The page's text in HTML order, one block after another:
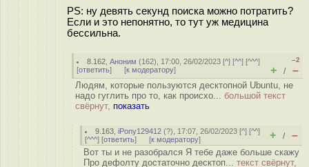
PS: ну девять секунд поиска можно потратить?
Если и это непонятно, то тут уж медицина
бессильна.
8.162 ,Аноним (162), 17:00, 26/02/2023 [^] [^^] [^^^]
[ответить] [к модератору]
–2
+ / –
Людям, которые пользуются десктопной Ubuntu, не
надо гуглить про то, как происхо... большой текст
свёрнут, показать
9.163 ,iPony129412 (?), 17:07, 26/02/2023 [^] [^^]
[^^^] [ответить] [к модератору] + / –
Вот ты и не разобрался Я тебе даже больше скажу
Про дефолту достаточно десктоп... текст свёрнут,